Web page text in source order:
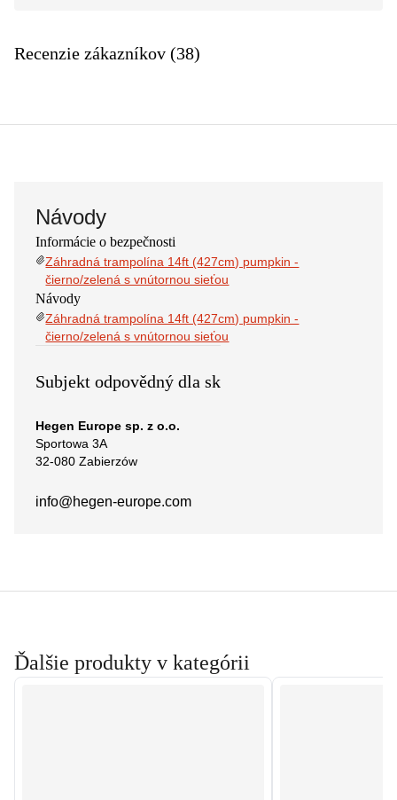
Recenzie zákazníkov (38)
Návody
Informácie o bezpečnosti
Záhradná trampolína 14ft (427cm) pumpkin -
čierno/zelená s vnútornou sieťou
Návody
Záhradná trampolína 14ft (427cm) pumpkin -
čierno/zelená s vnútornou sieťou
Subjekt odpovědný dla sk
Hegen Europe sp. z o.o.
Sportowa 3A
32-080 Zabierzów
info@hegen-europe.com
Ďalšie produkty v kategórii